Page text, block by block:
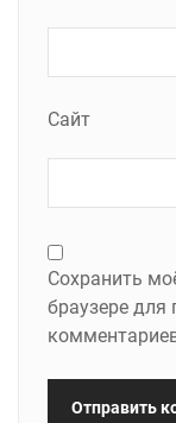
Сайт
Сохранить
браузере